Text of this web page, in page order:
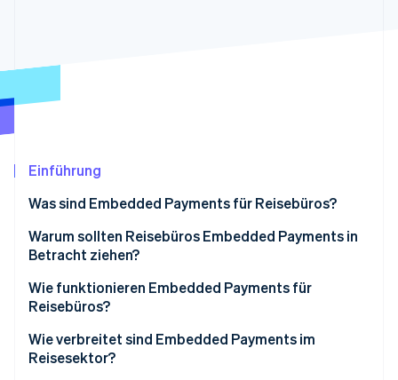
Stripe-Sessions 2026
Einführung
Was sind Embedded Payments für Reisebüros?
Warum sollten Reisebüros Embedded Payments in
Betracht ziehen?
Wie funktionieren Embedded Payments für
Reisebüros?
Nutzung einer Buchungsplattform
Wie verbreitet sind Embedded Payments im
Reisesektor?